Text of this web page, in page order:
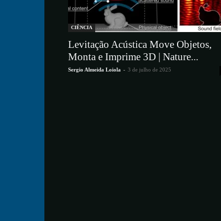
CIÊNCIA
Levitação Acústica Move Objetos,
Monta e Imprime 3D | Nature...
Sergio Almeida Loiola - 3 de julho de 2025